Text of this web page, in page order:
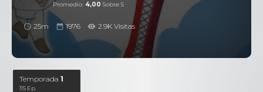
Promedio: 4,00 Sobre 5
25m 1976 2.9K Visitas
Temporada1
115 Ep.